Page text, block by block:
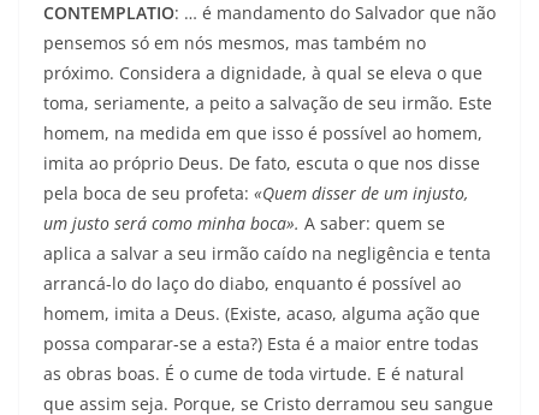
CONTEMPLATIO: … é mandamento do Salva­dor que não
pensemos só em nós mesmos, mas também no
próximo. Considera a dignidade, à qual se eleva o que
toma, seriamente, a peito a salvação de seu irmão. Este
homem, na medida em que isso é possível ao homem,
imita ao próprio Deus. De fato, escuta o que nos disse
pela boca de seu profeta: «Quem disser de um injusto,
um justo será como minha boca». A saber: quem se
aplica a salvar a seu irmão caído na negligência e tenta
arrancá-lo do laço do diabo, enquanto é possível ao
homem, imita a Deus. (Existe, acaso, alguma ação que
possa comparar-se a esta?) Esta é a maior entre todas
as obras boas. É o cume de toda virtude. E é natural
que assim seja. Porque, se Cristo derramou seu sangue